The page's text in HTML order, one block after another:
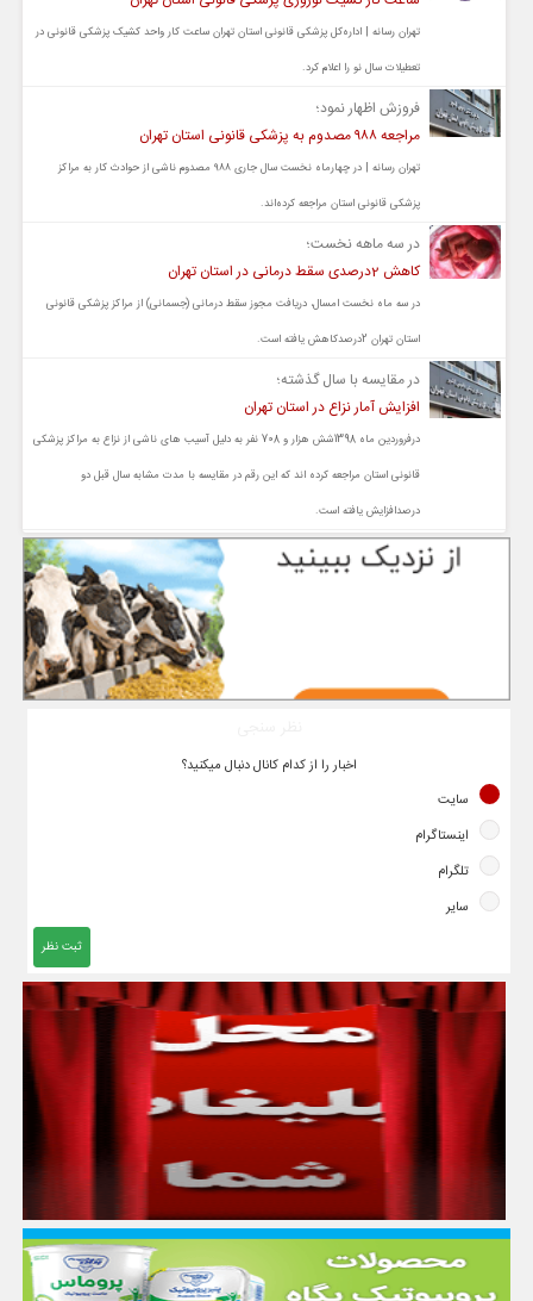
تهران رسانه | اداره‌کل پزشکی قانونی استان تهران ساعت کار واحد کشیک پزشکی قانونی در
تعطیلات سال نو را اعلام کرد.
فروزش اظهار نمود؛
مراجعه ۹۸۸ مصدوم به پزشکی قانونی استان تهران
تهران رسانه | در چهارماه نخست سال جاری ۹۸۸ مصدوم ناشی از حوادث کار به مراکز
پزشکی قانونی استان مراجعه کرده‌اند.
در سه ماهه نخست؛
کاهش 2درصدی سقط درمانی در استان تهران
در سه ماه نخست امسال، دریافت مجوز سقط درمانی (جسمانی) از مراکز پزشکی قانونی
استان تهران 2درصدکاهش یافته است.
در مقایسه با سال گذشته؛
افزایش آمار نزاع در استان تهران
درفروردین ماه 1398شش هزار و 708 نفر به دلیل آسیب های ناشی از نزاع به مراکز پزشکی
قانونی استان مراجعه کرده اند که این رقم در مقایسه با مدت مشابه سال قبل دو
درصدافزایش یافته است.
اخبار را از کدام کانال دنبال میکنید؟
سایت
اینستاگرام
تلگرام
سایر
ثبت نظر